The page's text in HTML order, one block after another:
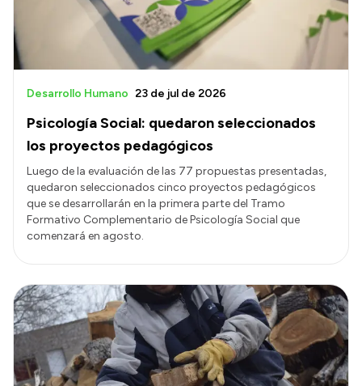
Psicología Social: quedaron seleccionados
los proyectos pedagógicos
Desarrollo Humano 23 de jul de 2026
Luego de la evaluación de las 77 propuestas presentadas,
quedaron seleccionados cinco proyectos pedagógicos
que se desarrollarán en la primera parte del Tramo
Formativo Complementario de Psicología Social que
comenzará en agosto.